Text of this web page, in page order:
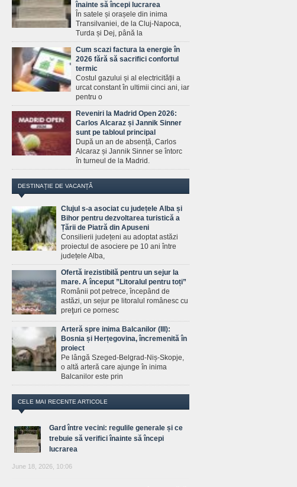
înainte să începi lucrarea
În satele și orașele din inima
Transilvaniei, de la Cluj-Napoca,
Turda și Dej, până la
Cum scazi factura la energie în
2026 fără să sacrifici confortul
termic
Costul gazului și al electricității a
urcat constant în ultimii cinci ani, iar
pentru o
Reveniri la Madrid Open 2026:
Carlos Alcaraz și Jannik Sinner
sunt pe tabloul principal
După un an de absență, Carlos
Alcaraz și Jannik Sinner se întorc
în turneul de la Madrid.
DESTINAȚIE DE VACANȚĂ
Clujul s-a asociat cu județele Alba și
Bihor pentru dezvoltarea turistică a
Țării de Piatră din Apuseni
Consilierii județeni au adoptat astăzi
proiectul de asociere pe 10 ani între
județele Alba,
Ofertă irezistibilă pentru un sejur la
mare. A început ”Litoralul pentru toți”
Românii pot petrece, începând de
astăzi, un sejur pe litoralul românesc cu
preţuri ce pornesc
Arteră spre inima Balcanilor (III):
Bosnia și Herțegovina, încremenită în
proiect
Pe lângă Szeged-Belgrad-Niș-Skopje,
o altă arteră care ajunge în inima
Balcanilor este prin
CELE MAI RECENTE ARTICOLE
Gard între vecini: regulile generale și ce
trebuie să verifici înainte să începi
lucrarea
June 18, 2026, 10:06